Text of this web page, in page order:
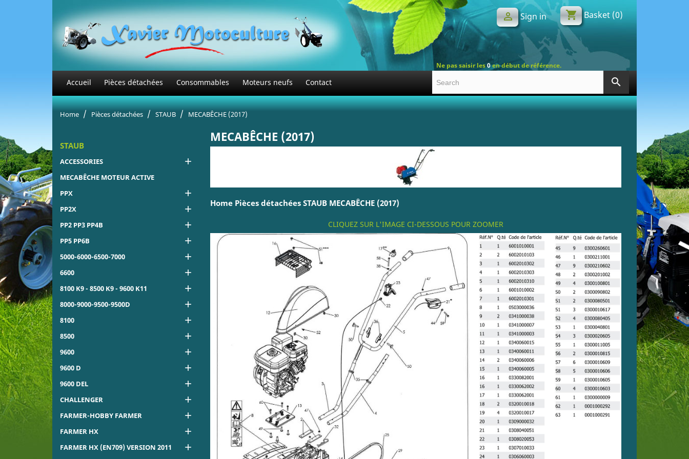
 Sign in shopping_cart Basket (0)
Accueil Pièces détachées Consommables Moteurs neufs Contact search
Ne pas saisir les0en début de référence.
Home Pièces détachées STAUB MECABÊCHE (2017)
STAUB
ACCESSORIES 
MECABÊCHE MOTEUR ACTIVE
PPX

PP2X 
PP2 PP3 PP4B 
PP5 PP6B 
5000-6000-6500-7000 
6600 
8100 K9 - 8500 K9 - 9600 K11 
8000-9000-9500-9500D 
8100 
8500 
9600 
9600 D 
9600 DEL 
CHALLENGER 
FARMER-HOBBY FARMER 
FARMER HX 
FARMER HX (EN709) VERSION 2011 
MECABÊCHE (2017)
Home Pièces détachées STAUB MECABÊCHE (2017)
CLIQUEZ SUR L'IMAGE CI-DESSOUS POUR ZOOMER